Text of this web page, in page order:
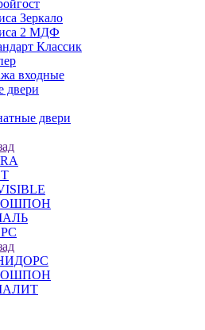
Зеркало
2 МДФ
Классик
входные
двери
двери